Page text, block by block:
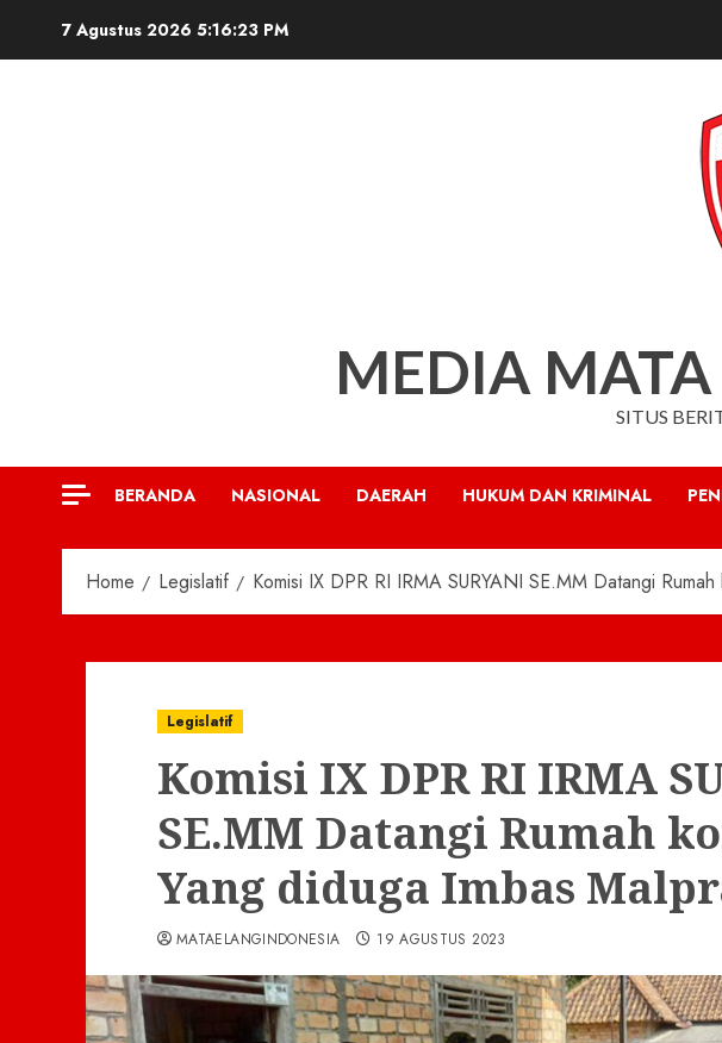
7 Agustus 2026 5:16:24 PM
MEDIA
SITUS
BERANDA NASIONAL DAERAH HUKUM DAN KRIMINAL
Home Legislatif Komisi IX DPR RI IRMA SURYANI SE.MM Datangi
Legislatif
Komisi IX DPR RI IRMA
SE.MM Datangi Rumah
Yang diduga Imbas
MATAELANGINDONESIA 19 AGUSTUS 2023